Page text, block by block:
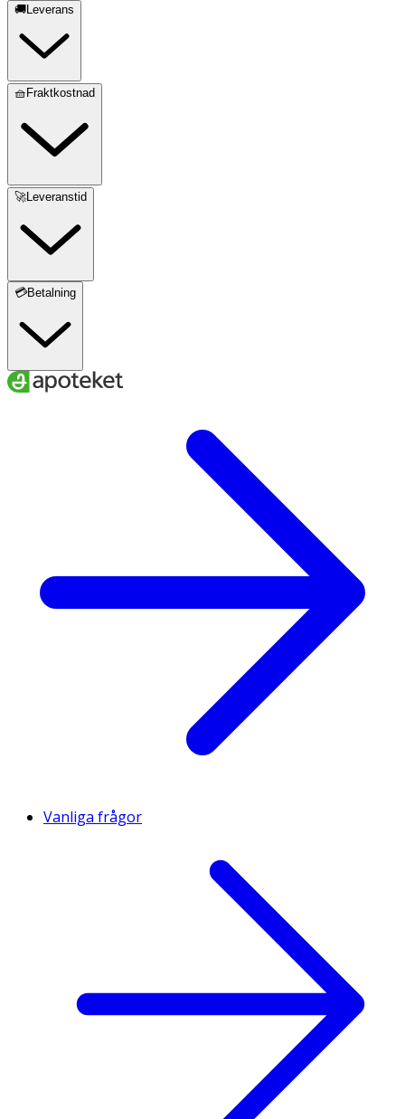
🚚Leverans
🧺Fraktkostnad
🚀Leveranstid
💳Betalning
Vanliga frågor